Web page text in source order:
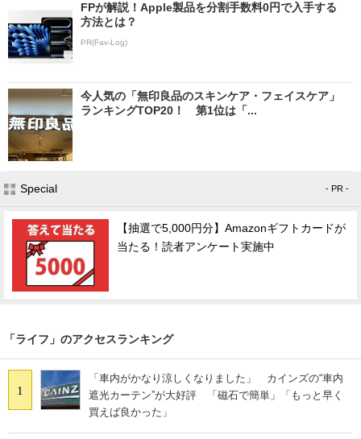
FPが解説！Apple製品を分割手数料0円で入手する
方法とは？
PR(Fav-Log)
今人気の「無印良品のスキンケア・フェイスケア」
ランキングTOP20！ 第1位は「...
Special - PR -
【抽選で5,000円分】Amazonギフトカードが
当たる！読者アンケート実施中
「ライフ」のアクセスランキング
1
「車内がかなり涼しくなりました」 カインズの“車内
遮光カーテン”が大好評 「磁石で簡単」「もっと早く
買えば良かった」